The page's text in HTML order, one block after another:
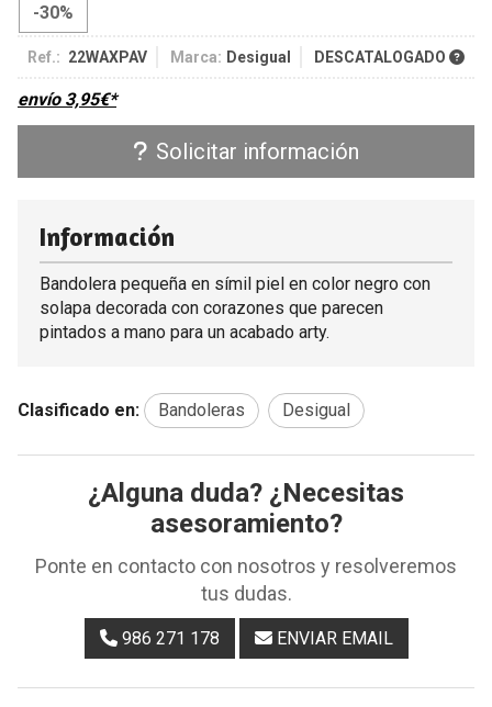
-30%
Ref.: 22WAXPAV Marca: Desigual DESCATALOGADO
envío 3,95€*
Solicitar información
Información
Bandolera pequeña en símil piel en color negro con
solapa decorada con corazones que parecen
pintados a mano para un acabado arty.
Clasificado en: Bandoleras Desigual
¿Alguna duda? ¿Necesitas
asesoramiento?
Ponte en contacto con nosotros y resolveremos
tus dudas.
986 271 178 ENVIAR EMAIL